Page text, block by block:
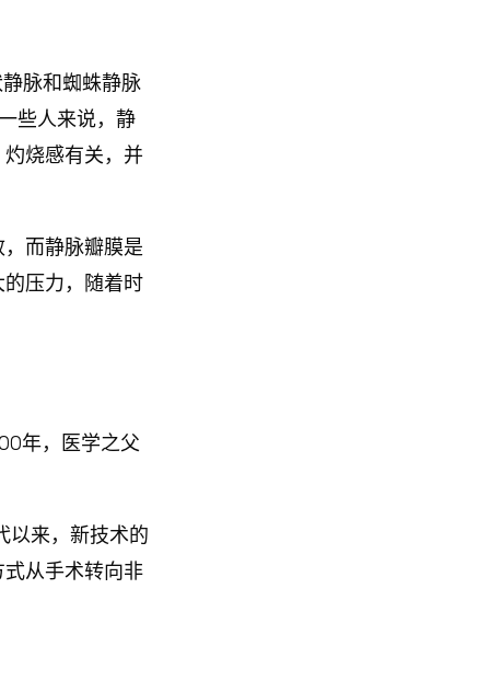
脉和蜘蛛静脉
些人来说，静
烧感有关，并
而静脉瓣膜是
压力，随着时
年，医学之父
以来，新技术的
从手术转向非